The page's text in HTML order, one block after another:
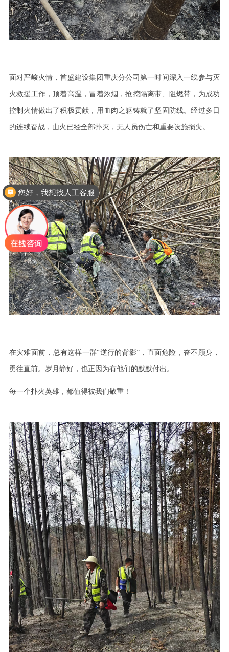
面对严峻火情，首盛建设集团重庆分公司第一时间深入一线参与灭
火救援工作，顶着高温，冒着浓烟，抢挖隔离带、阻燃带，为成功
控制火情做出了积极贡献，用血肉之躯铸就了坚固防线。经过多日
的连续奋战，山火已经全部扑灭，无人员伤亡和重要设施损失。
在灾难面前，总有这样一群“逆行的背影”，直面危险，奋不顾身，
勇往直前。岁月静好，也正因为有他们的默默付出。
每一个扑火英雄，都值得被我们敬重！
您好，我想找人工客服